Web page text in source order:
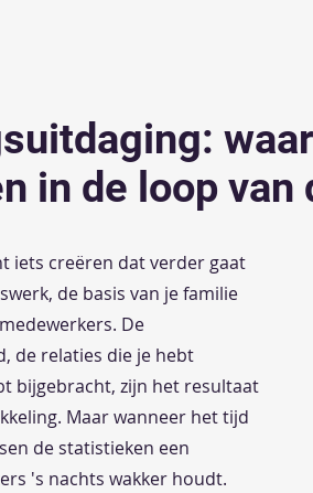
in de loop van
iets creëren dat verder gaat
de basis van je familie
De
de relaties die je hebt
bijgebracht, zijn het resultaat
Maar wanneer het tijd
de statistieken een
's nachts wakker houdt.